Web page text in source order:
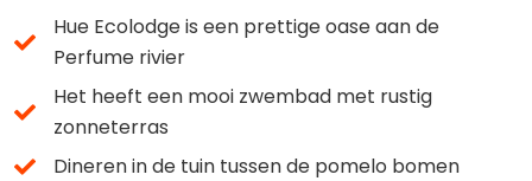
Hue Ecolodge is een prettige oase aan de
Perfume rivier
Het heeft een mooi zwembad met rustig
zonneterras
Dineren in de tuin tussen de pomelo bomen